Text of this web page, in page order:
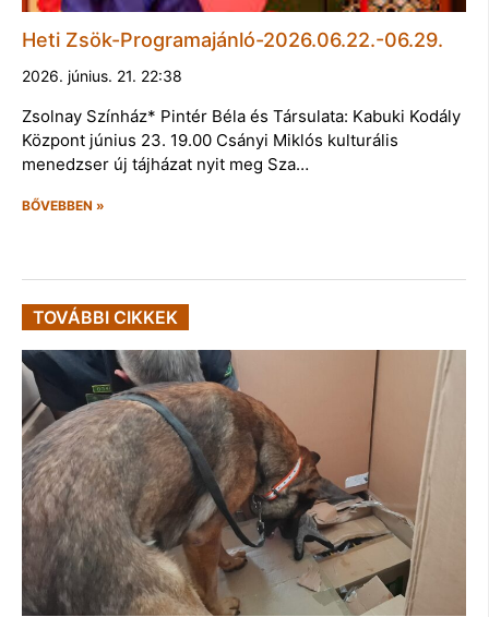
Heti Zsök-Programajánló-2026.06.22.-06.29.
2026. június. 21. 22:38
Zsolnay Színház* Pintér Béla és Társulata: Kabuki Kodály
Központ június 23. 19.00 Csányi Miklós kulturális
menedzser új tájházat nyit meg Sza…
BŐVEBBEN »
TOVÁBBI CIKKEK